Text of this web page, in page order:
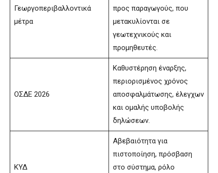
Γεωργοπεριβαλλοντικά
μέτρα
προς παραγωγούς, που
μετακυλίονται σε
γεωτεχνικούς και
προμηθευτές.
ΟΣΔΕ 2026
Καθυστέρηση έναρξης,
περιορισμένος χρόνος
αποσφαλμάτωσης, έλεγχων
και ομαλής υποβολής
δηλώσεων.
ΚΥΔ
Αβεβαιότητα για
πιστοποίηση, πρόσβαση
στο σύστημα, ρόλο